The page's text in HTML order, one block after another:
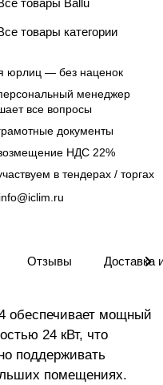
товары категории
юрлиц — без наценок
менеджер
все вопросы
документы
НДС 22%
в тендерах / торгах
info@iclim.ru
Отзывы Доставка
обеспечивает мощный
24 кВт, что
поддерживать
помещениях.